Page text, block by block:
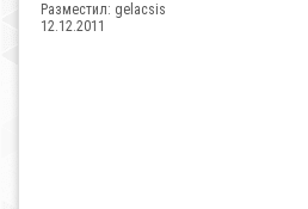
Разместил: gelacsis
12.12.2011